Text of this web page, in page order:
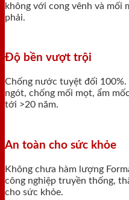
không với cong vênh và mối
phải.
Độ bền vượt trội
Chống nước tuyệt đối
ngót, chống mối mọt, ẩm
tới >20 năm.
An toàn cho sức khỏe
Không chưa hàm lượng
công nghiệp truyền thống,
cho sức khỏe.